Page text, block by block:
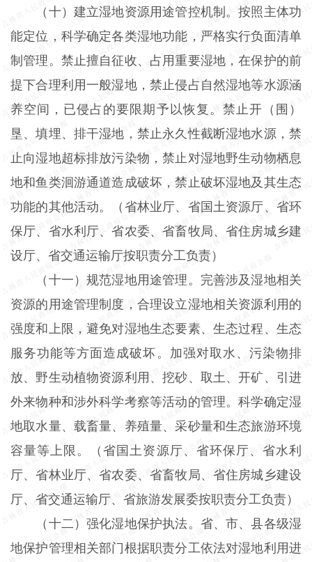
（十）建立湿地资源用途管控机制。按照主体功
能定位，科学确定各类湿地功能，严格实行负面清单
制管理。禁止擅自征收、占用重要湿地，在保护的前
提下合理利用一般湿地，禁止侵占自然湿地等水源涵
养空间，已侵占的要限期予以恢复。禁止开（围）
垦、填埋、排干湿地，禁止永久性截断湿地水源，禁
止向湿地超标排放污染物，禁止对湿地野生动物栖息
地和鱼类洄游通道造成破坏，禁止破坏湿地及其生态
功能的其他活动。（省林业厅、省国土资源厅、省环
保厅、省水利厅、省农委、省畜牧局、省住房城乡建
设厅、省交通运输厅按职责分工负责）
（十一）规范湿地用途管理。完善涉及湿地相关
资源的用途管理制度，合理设立湿地相关资源利用的
强度和上限，避免对湿地生态要素、生态过程、生态
服务功能等方面造成破坏。加强对取水、污染物排
放、野生动植物资源利用、挖砂、取土、开矿、引进
外来物种和涉外科学考察等活动的管理。科学确定湿
地取水量、载畜量、养殖量、采砂量和生态旅游环境
容量等上限。（省国土资源厅、省环保厅、省水利
厅、省林业厅、省农委、省畜牧局、省住房城乡建设
厅、省交通运输厅、省旅游发展委按职责分工负责）
（十二）强化湿地保护执法。省、市、县各级湿
地保护管理相关部门根据职责分工依法对湿地利用进